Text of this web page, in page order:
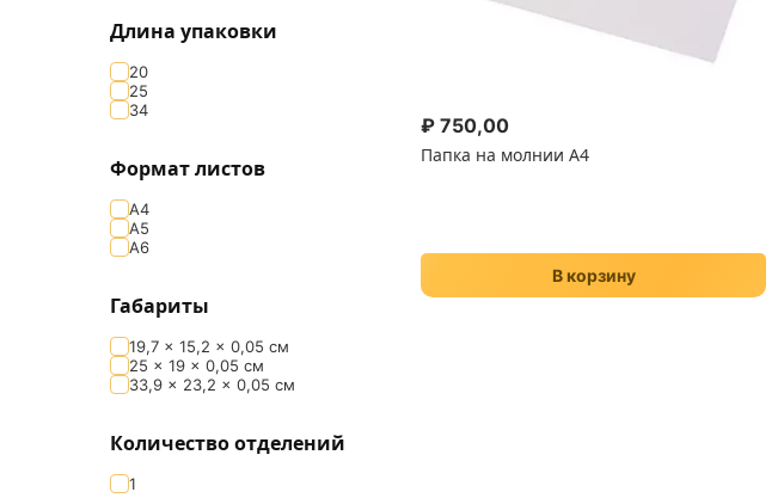
Длина упаковки
20
25
34
Формат листов
А4
А5
А6
Габариты
19,7 × 15,2 × 0,05 см
25 × 19 × 0,05 см
33,9 × 23,2 × 0,05 см
Количество отделений
1
₽ 750,00
Папка на молнии А4
В корзину